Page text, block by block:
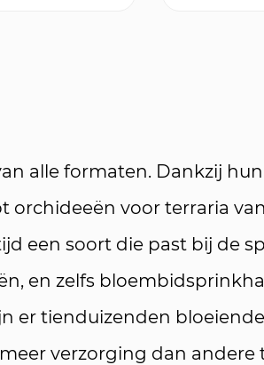
alle formaten. Dankzij
voor terraria
een soort die past bij de
en zelfs
er tienduizenden
verzorging dan